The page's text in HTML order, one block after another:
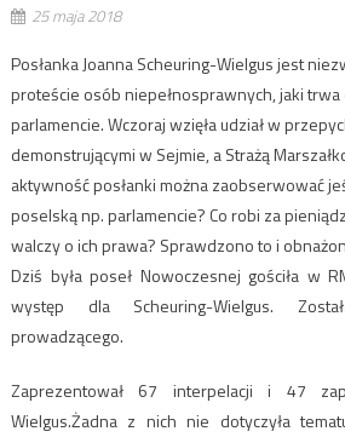
25 maja 2018
Posłanka Joanna Scheuring-Wielgus jest
proteście osób niepełnosprawnych, jaki
parlamencie. Wczoraj wzięła udział w
demonstrującymi w Sejmie, a Strażą
aktywność posłanki można zaobserwować
poselską np. parlamencie? Co robi za
walczy o ich prawa? Sprawdzono to i
Dziś była poseł Nowoczesnej gościła w
występ dla Scheuring-Wielgus.
prowadzącego.
Zaprezentował 67 interpelacji i 47
Wielgus.Żadna z nich nie dotyczyła